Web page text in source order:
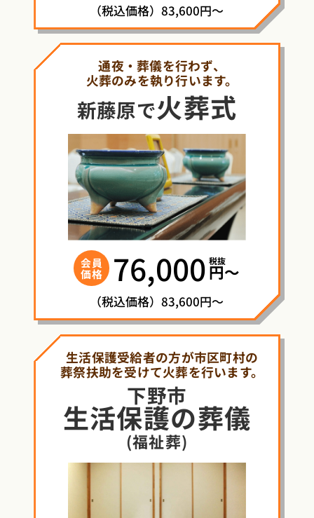
（税込価格）83,600円～
通夜・葬儀を行わず、
火葬のみを執り行います。
新藤原で火葬式
会員
価格 76,000 税抜
円〜
（税込価格）83,600円～
生活保護受給者の方が市区町村の
葬祭扶助を受けて火葬を行います。
下野市
生活保護の葬儀
(福祉葬)